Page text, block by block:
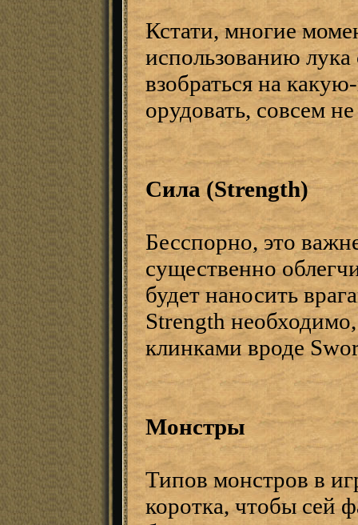
Кстати, многие
использованию лука
взобраться на
орудовать, совсем
Сила (Strength)
Бесспорно, это
существенно
будет наносить
Strength
клинками вроде
Монстры
Типов монстров в
коротка, чтобы сей